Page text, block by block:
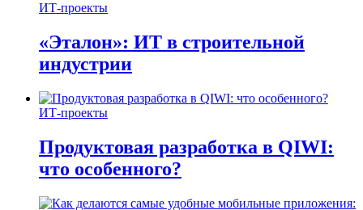
ИТ-проекты
«Эталон»: ИТ в строительной
индустрии
ИТ-проекты
Продуктовая разработка в QIWI:
что особенного?